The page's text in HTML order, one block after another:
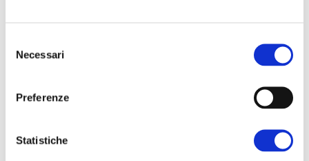
delNecessari
Preferenze
Statistiche